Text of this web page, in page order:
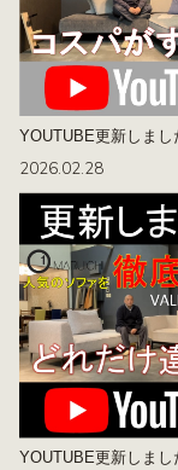
YOUTUBE更新しまし
2026.02.28
YOUTUBE更新しまし